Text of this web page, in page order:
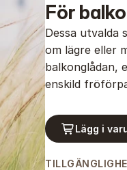
För
Dessa utvalda
om lägre eller
balkonglådan,
enskild
Lägg i